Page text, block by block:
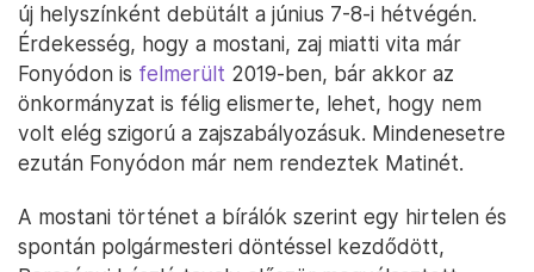
új helyszínként debütált a június 7-8-i hétvégén.
Érdekesség, hogy a mostani, zaj miatti vita már
Fonyódon is felmerült 2019-ben, bár akkor az
önkormányzat is félig elismerte, lehet, hogy nem
volt elég szigorú a zajszabályozásuk. Mindenesetre
ezután Fonyódon már nem rendeztek Matinét.
A mostani történet a bírálók szerint egy hirtelen és
spontán polgármesteri döntéssel kezdődött,